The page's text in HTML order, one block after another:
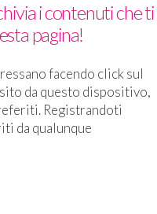
i contenuti che ti
pagina!
facendo click sul
da questo dispositivo,
Registrandoti
da qualunque